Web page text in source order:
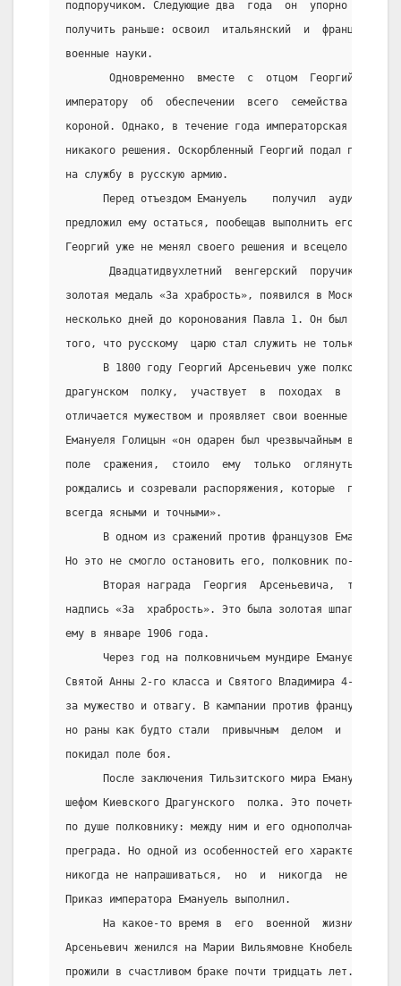
подпоручиком. Следующие два  года  он  упорно
получить раньше: освоил  итальянский  и
военные науки.
Одновременно  вместе  с  отцом  Георгий
императору  об  обеспечении  всего  семейства
короной. Однако, в течение года императорская
никакого решения. Оскорбленный Георгий подал
на службу в русскую армию.
Перед отъездом Емануель    получил  аудиенцию
предложил ему остаться, пообещав выполнить его
Георгий уже не менял своего решения и всецело
Двадцатидвухлетний  венгерский  поручик,
золотая медаль «За храбрость», появился в Москве
несколько дней до коронования Павла 1. Он был
того, что русскому  царю стал служить не только сам,
В 1800 году Георгий Арсеньевич уже полковник.
драгунском  полку,  участвует  в  походах  в
отличается мужеством и проявляет свои военные
Емануеля Голицын «он одарен был чрезвычайным
поле  сражения,  стоило  ему  только  оглянуться,
рождались и созревали распоряжения, которые  потом
всегда ясными и точными».
В одном из сражений против французов Емануель
Но это не смогло остановить его, полковник по-
Вторая награда  Георгия  Арсеньевича,  так  же
надпись «За  храбрость». Это была золотая шпага,
ему в январе 1906 года.
Через год на полковничьем мундире Емануеля
Святой Анны 2-го класса и Святого Владимира 4-й
за мужество и отвагу. В кампании против французов
но раны как будто стали  привычным  делом  и  без
покидал поле боя.
После заключения Тильзитского мира Емануель
шефом Киевского Драгунского  полка. Это почетное
по душе полковнику: между ним и его однополчанами
преграда. Но одной из особенностей его характера
никогда не напрашиваться,  но  и  никогда  не
Приказ императора Емануель выполнил.
На какое-то время в  его  военной  жизни
Арсеньевич женился на Марии Вильямовне Кнобель,
прожили в счастливом браке почти тридцать лет.